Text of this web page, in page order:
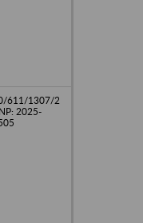
611/1307/2
2025-